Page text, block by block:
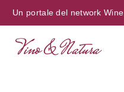
Un portale del network